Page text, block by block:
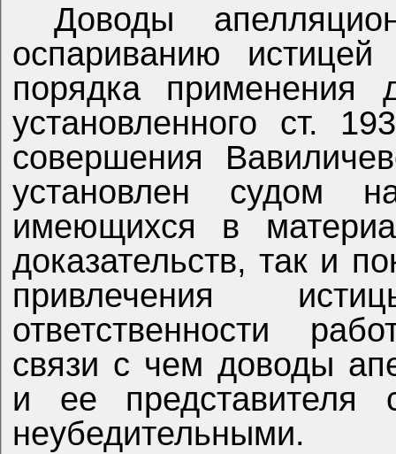
Доводы
оспариванию истицей
порядка применения
установленного ст.
совершения
установлен судом
имеющихся в
доказательств, так и
привлечения
ответственности
связи с чем доводы
и ее представителя
неубедительными.